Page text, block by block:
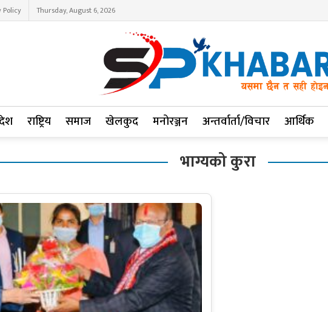
Policy Thursday, August 6, 2026
राष्ट्रिय समाज खेलकुद मनोरञ्जन अन्तर्वार्ता/विचार आर्थिक
भाग्यको कुरा